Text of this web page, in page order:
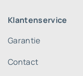
Klantenservice
Garantie
Contact